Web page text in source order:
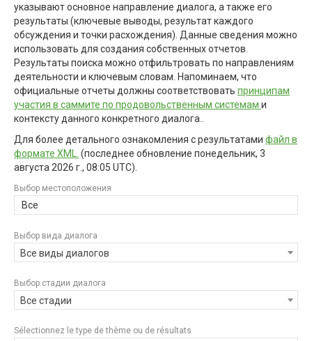
указывают основное направление диалога, а также его
результаты (ключевые выводы, результат каждого
обсуждения и точки расхождения). Данные сведения можно
использовать для создания собственных отчетов.
Результаты поиска можно отфильтровать по направлениям
деятельности и ключевым словам. Напоминаем, что
официальные отчеты должны соответствовать принципам
участия в саммите по продовольственным системам и
контексту данного конкретного диалога..
Для более детального ознакомления с результатами файл в
формате XML.
(последнее обновление понедельник, 3
августа 2026 г., 08:05 UTC).
Выбор местоположения
Все
Выбор вида диалога
Все виды диалогов
Выбор стадии диалога
Все стадии
Sélectionnez le type de thème ou de résultats